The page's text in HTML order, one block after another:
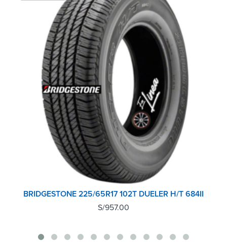
BRIDGESTONE 225/65R17 102T DUELER H/T 684II
S/957.00